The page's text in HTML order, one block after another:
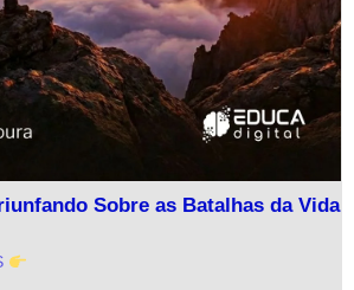
Sobre as Batalhas da Vida